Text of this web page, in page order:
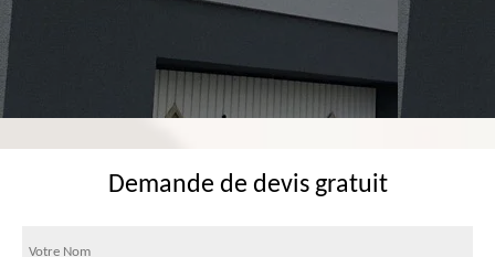
Demande de devis gratuit